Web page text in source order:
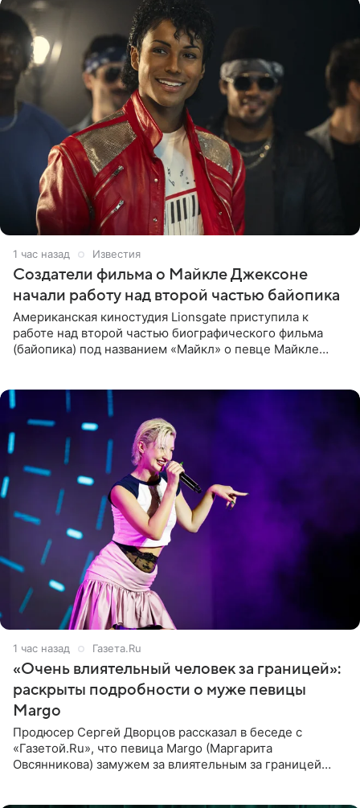
1 час назад Известия
Создатели фильма о Майкле Джексоне
начали работу над второй частью байопика
Американская киностудия Lionsgate приступила к
работе над второй частью биографического фильма
(байопика) под названием «Майкл» о певце Майкле
1 час назад Газета.Ru
«Очень влиятельный человек за границей»:
раскрыты подробности о муже певицы
Margo
Продюсер Сергей Дворцов рассказал в беседе с
«Газетой.Ru», что певица Margo (Маргарита
Овсянникова) замужем за влиятельным за границей